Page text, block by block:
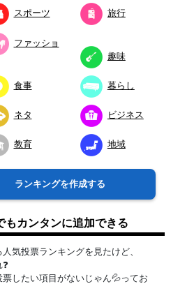
スポーツ 旅行
ファッショ
趣味
食事 暮らし
ネタ ビジネス
教育 地域
ランキングを作成する
もカンタンに追加できる
気投票ランキングを見たけど、
票したい項目がないじゃん💦ってお